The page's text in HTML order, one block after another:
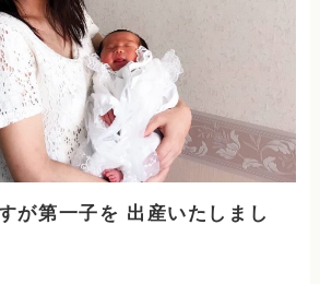
が第一子を 出産いたしまし